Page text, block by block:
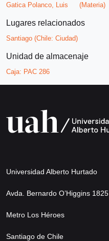
Gatica Polanco, Luis
(Materia)
Lugares relacionados
Santiago (Chile: Ciudad)
Unidad de almacenaje
Caja: PAC 286
Universidad Alberto Hurtado
Avda. Bernardo O’Higgins 1825
Metro Los Héroes
Santiago de Chile